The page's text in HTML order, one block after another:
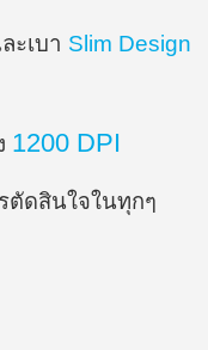
ะเบา Slim Design
1200 DPI
ตัดสินใจในทุกๆ